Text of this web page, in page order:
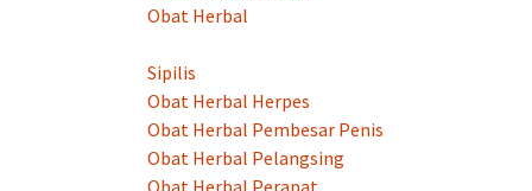
Obat Herbal
Sipilis
Obat Herbal Herpes
Obat Herbal Pembesar Penis
Obat Herbal Pelangsing
Obat Herbal Perapat